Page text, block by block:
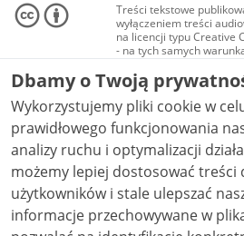
Treści tekstowe
wyłączeniem treści
na licencji typu Creative
- na tych samych
Materiały
audio i wideo, są
Creative Commons:
niekomercyjne - bez
NC-ND 4.0), o ile nie jest
Dbamy o Twoją
Wykorzystujemy pliki cookie w
prawidłowego funkcjonowania
analizy ruchu i optymalizacji działania
możemy lepiej dostosować treści
użytkowników i stale ulepszać nasze usługi.
informacje przechowywane w